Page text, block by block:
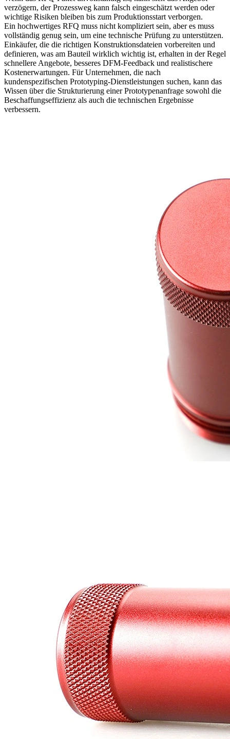
verzögern, der Prozessweg kann falsch eingeschätzt werden oder
wichtige Risiken bleiben bis zum Produktionsstart verborgen.
Ein hochwertiges RFQ muss nicht kompliziert sein, aber es muss
vollständig genug sein, um eine technische Prüfung zu unterstützen.
Einkäufer, die die richtigen Konstruktionsdateien vorbereiten und
definieren, was am Bauteil wirklich wichtig ist, erhalten in der Regel
schnellere Angebote, besseres DFM-Feedback und realistischere
Kostenerwartungen. Für Unternehmen, die nach
kundenspezifischen Prototyping-Dienstleistungen suchen, kann das
Wissen über die Strukturierung einer Prototypenanfrage sowohl die
Beschaffungseffizienz als auch die technischen Ergebnisse
verbessern.